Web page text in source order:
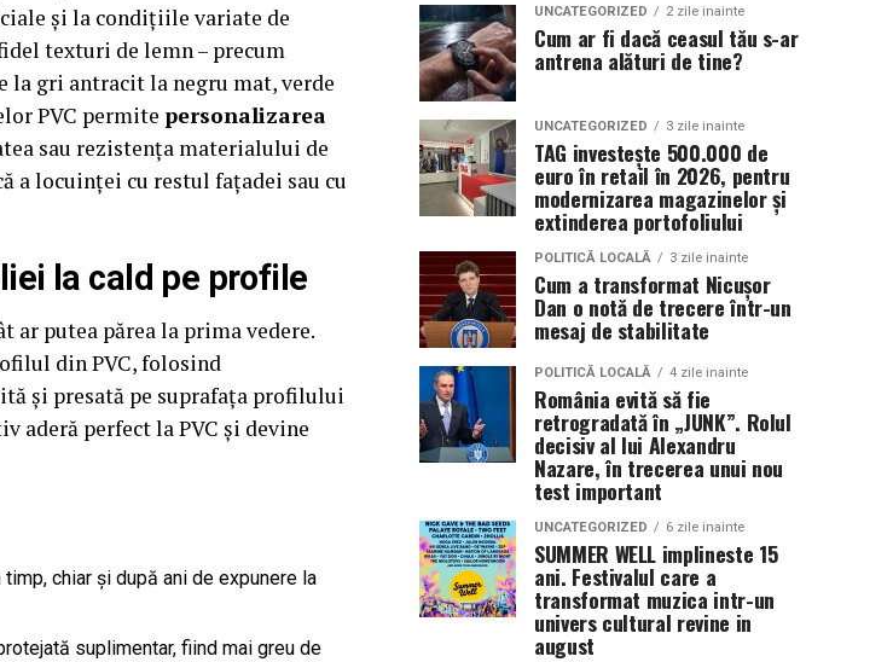
și la condițiile variate de
texturi de lemn – precum
la gri antracit la negru mat, verde
PVC permite personalizarea
sau rezistența materialului de
a locuinței cu restul fațadei sau cu
la cald pe profile
putea părea la prima vedere.
din PVC, folosind
și presată pe suprafața profilului
aderă perfect la PVC și devine
chiar și după ani de expunere la
suplimentar, fiind mai greu de
UNCATEGORIZED 2 zile inainte
Cum ar fi dacă ceasul tău s-ar
antrena alături de tine?
UNCATEGORIZED 3 zile inainte
TAG investește 500.000 de
euro în retail în 2026, pentru
modernizarea magazinelor și
extinderea portofoliului
POLITICĂ LOCALĂ 3 zile inainte
Cum a transformat Nicușor
Dan o notă de trecere într-un
mesaj de stabilitate
POLITICĂ LOCALĂ 4 zile inainte
România evită să fie
retrogradată în „JUNK”. Rolul
decisiv al lui Alexandru
Nazare, în trecerea unui nou
test important
UNCATEGORIZED 6 zile inainte
SUMMER WELL implineste 15
ani. Festivalul care a
transformat muzica intr-un
univers cultural revine in
august